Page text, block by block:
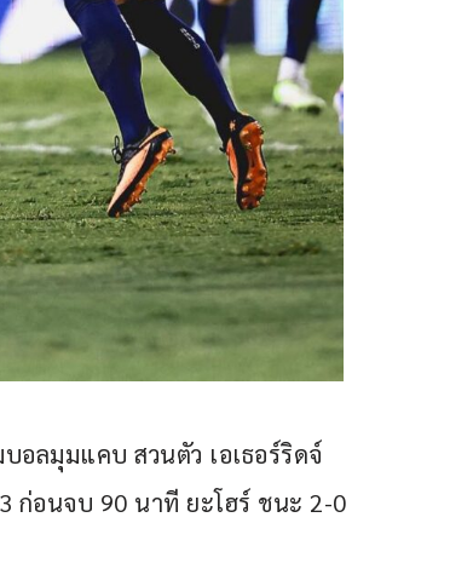
อลมุมแคบ สวนตัว เอเธอร์ริดจ์
ก่อนจบ 90 นาที ยะโฮร์ ชนะ 2-0